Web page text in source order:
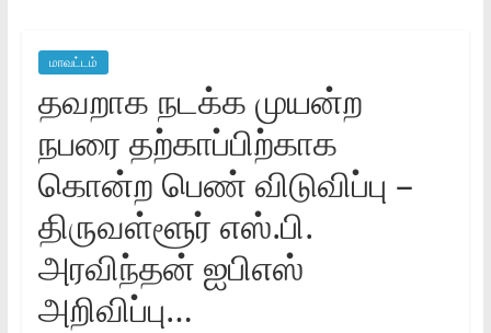
Online
மாவட்டம்
தவறாக நடக்க முயன்ற
நபரை தற்காப்பிற்காக
கொன்ற பெண் விடுவிப்பு –
திருவள்ளூர் எஸ்.பி.
அரவிந்தன் ஐபிஎஸ்
அறிவிப்பு…